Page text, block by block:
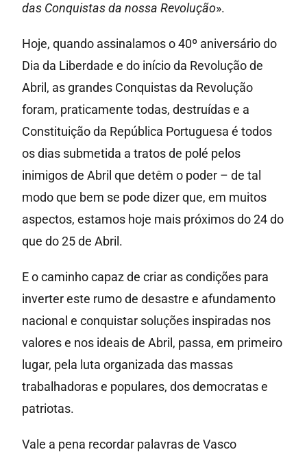
das Conquistas da nossa Revolução».
Hoje, quando assinalamos o 40º aniversário do
Dia da Liberdade e do início da Revolução de
Abril, as grandes Conquistas da Revolução
foram, praticamente todas, destruídas e a
Constituição da República Portuguesa é todos
os dias submetida a tratos de polé pelos
inimigos de Abril que detêm o poder – de tal
modo que bem se pode dizer que, em muitos
aspectos, estamos hoje mais próximos do 24 do
que do 25 de Abril.
E o caminho capaz de criar as condições para
inverter este rumo de desastre e afundamento
nacional e conquistar soluções inspiradas nos
valores e nos ideais de Abril, passa, em primeiro
lugar, pela luta organizada das massas
trabalhadoras e populares, dos democratas e
patriotas.
Vale a pena recordar palavras de Vasco